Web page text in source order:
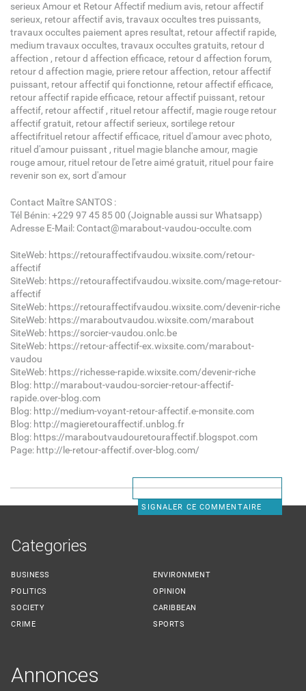
serieux Amour et Retour Affectif medium avis, retour affectif
serieux, retour affectif avis, travaux occultes tres puissants,
travaux occultes paiement apres resultat, retour affectif rapide,
medium travaux occultes, travaux occultes gratuits, retour d
affection , retour d affection efficace, retour d affection forum,
retour d affection magie, priere retour affection, retour affectif
puissant, retour affectif qui fonctionne, retour affectif efficace,
retour affectif rapide efficace, retour affectif puissant, retour
affectif, retour affectif , rituel retour affectif, magie rouge retour
affectif gratuit, retour affectif serieux, sortilege retour
affectifrituel retour affectif efficace, rituel d'amour avec photo,
rituel d'amour puissant , rituel magie blanche amour, magie
rouge amour, rituel retour de l'etre aimé gratuit, rituel pour faire
revenir son ex, sort d'amour
Contact Maître SANTOS :
Tél Bénin: +229 97 45 85 00 (Joignable aussi sur Whatsapp)
Adresse E-Mail: Contact@marabout-vaudou-occulte.com
SiteWeb: https://retouraffectifvaudou.wixsite.com/retour-
affectif
SiteWeb: https://retouraffectifvaudou.wixsite.com/mage-retour-
affectif
SiteWeb: https://retouraffectifvaudou.wixsite.com/devenir-riche
SiteWeb: https://maraboutvaudou.wixsite.com/marabout
SiteWeb: https://sorcier-vaudou.onlc.be
SiteWeb: https://retour-affectif-ex.wixsite.com/marabout-
vaudou
SiteWeb: https://richesse-rapide.wixsite.com/devenir-riche
Blog: http://marabout-vaudou-sorcier-retour-affectif-
rapide.over-blog.com
Blog: http://medium-voyant-retour-affectif.e-monsite.com
Blog: http://magieretouraffectif.unblog.fr
Blog: https://maraboutvaudouretouraffectif.blogspot.com
Page: http://le-retour-affectif.over-blog.com/
SIGNALER CE COMMENTAIRE
Categories
BUSINESS
POLITICS
SOCIETY
CRIME
ENVIRONMENT
OPINION
CARIBBEAN
SPORTS
Annonces